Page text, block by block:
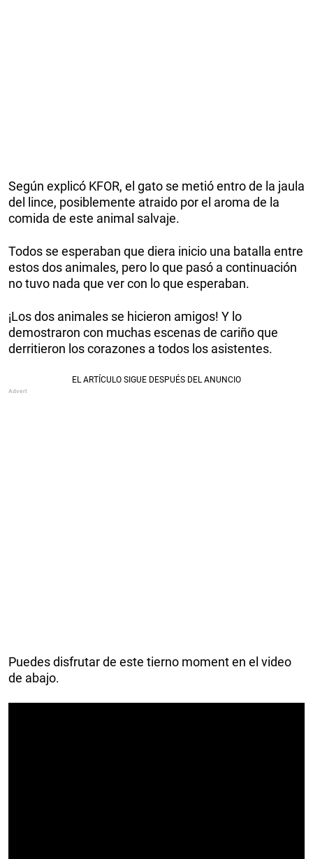
Según explicó KFOR, el gato se metió entro de la jaula
del lince, posiblemente atraido por el aroma de la
comida de este animal salvaje.
Todos se esperaban que diera inicio una batalla entre
estos dos animales, pero lo que pasó a continuación
no tuvo nada que ver con lo que esperaban.
¡Los dos animales se hicieron amigos! Y lo
demostraron con muchas escenas de cariño que
derritieron los corazones a todos los asistentes.
Puedes disfrutar de este tierno moment en el video
de abajo.